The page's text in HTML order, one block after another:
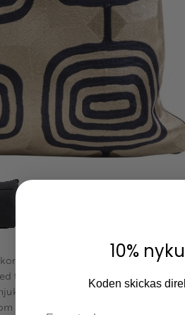
kudde för soffa, fåtölj eller säng.
tydligt mönster.Designen har beige
lyster. Överdraget är i bomull och
svart, grått, beige och krämvitt.
10%
Koden skickas